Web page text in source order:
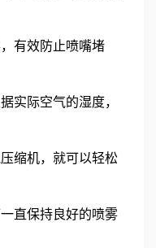
有效防止喷嘴堵
实际空气的湿度，
缩机，就可以轻松
直保持良好的喷雾